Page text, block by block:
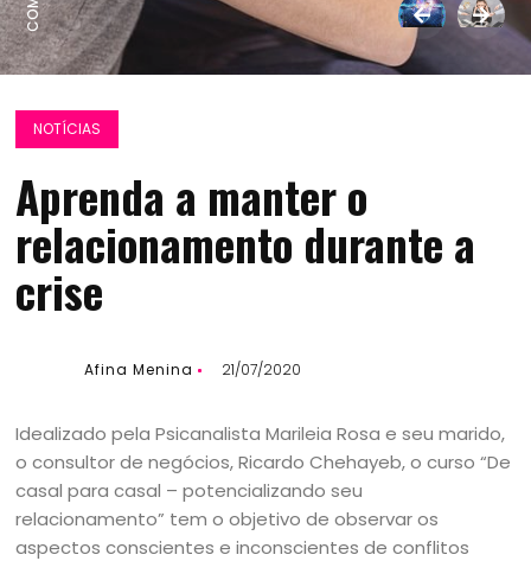
NOTÍCIAS
Aprenda a manter o
relacionamento durante a
crise
Afina Menina 21/07/2020
Idealizado pela Psicanalista Marileia Rosa e seu marido,
o consultor de negócios, Ricardo Chehayeb, o curso “De
casal para casal – potencializando seu
relacionamento” tem o objetivo de observar os
aspectos conscientes e inconscientes de conflitos